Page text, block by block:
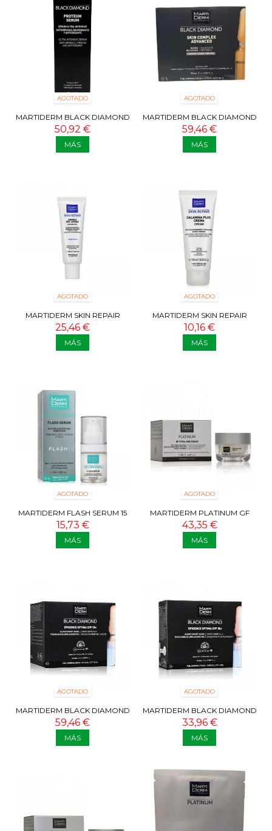
AGOTADO
MARTIDERM BLACK DIAMOND
PROTEUM SERUM 30 ML
50,92 €
MÁS
AGOTADO
MARTIDERM BLACK DIAMOND
SKIN COMPLEX ADVANCE 30
AMPOLLAS
59,46 €
MÁS
AGOTADO
MARTIDERM SKIN REPAIR
ARNIKA SPF 30 GEL CREMA 50
ML
25,46 €
MÁS
AGOTADO
MARTIDERM SKIN REPAIR
CALAMINA PLUS CREMA 75 ML
10,16 €
MÁS
AGOTADO
MARTIDERM FLASH SERUM 15
ML
15,73 €
MÁS
AGOTADO
MARTIDERM PLATINUM GF
VITAL-AGE CREAM PIEL SECA
50 ML
43,35 €
MÁS
AGOTADO
MARTIDERM BLACK DIAMOND
EPIGENCE OPTIMA SPF 50+ 30
AMPOLLAS
59,46 €
MÁS
AGOTADO
MARTIDERM BLACK DIAMOND
EPIGENCE OPTIMA SPF 50+ 10
AMPOLLAS
33,96 €
MÁS